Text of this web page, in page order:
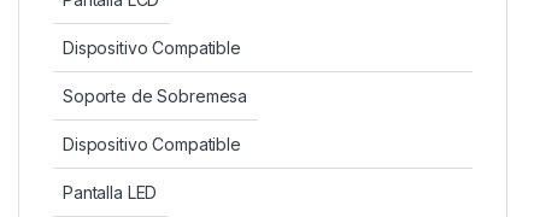
Dispositivo Compatible
Soporte de Sobremesa
Dispositivo Compatible
Pantalla LED